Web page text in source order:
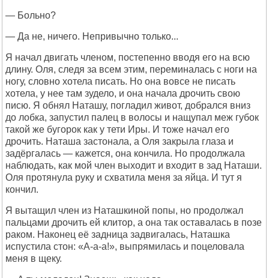
— Больно?
— Да не, ничего. Непривычно только...
Я начал двигать членом, постепенно вводя его на всю
длину. Оля, следя за всем этим, переминалась с ноги на
ногу, словно хотела писать. Но она вовсе не писать
хотела, у нее там зудело, и она начала дрочить свою
писю. Я обнял Наташу, погладил живот, добрался вниз
до лобка, запустил палец в волосы и нащупал меж губок
такой же бугорок как у тети Иры. И тоже начал его
дрочить. Наташа застонала, а Оля закрыла глаза и
задёргалась — кажется, она кончила. Но продолжала
наблюдать, как мой член выходит и входит в зад Наташи.
Оля протянула руку и схватила меня за яйца. И тут я
кончил.
Я вытащил член из Наташкиной попы, но продолжал
пальцами дрочить ей клитор, а она так оставалась в позе
раком. Наконец её задница задвигалась, Наташка
испустила стон: «А-а-а!», выпрямилась и поцеловала
меня в щеку.